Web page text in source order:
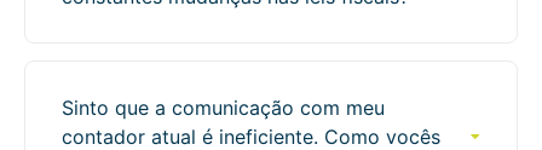
Sinto que a comunicação com meu
contador atual é ineficiente. Como vocês